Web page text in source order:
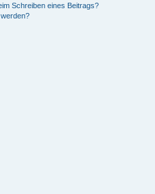
Schreiben eines Beitrags?